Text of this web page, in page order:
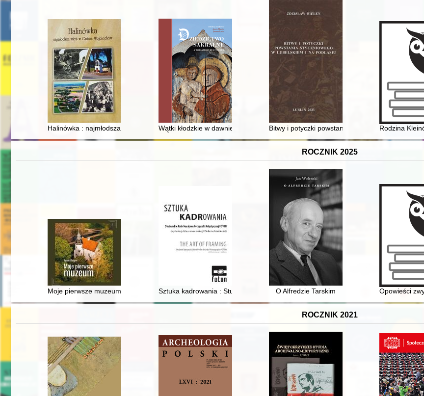
Halinówka : najmłodsza wieś w gminie WojciechówWątki kłodzkie w dawniejszym piśmiennictwie czeskim i ich sakralny wymiar
Bitwy i potyczki powstania styczniowego w
Rodzina
ROCZNIK 2025
Moje pierwsze muzeum Sztuka kadrowania : Studenckie Koło Naukowe Fotografii Artystycznej FOTON :
O Alfredzie Tarskim Opowieści
ROCZNIK 2021